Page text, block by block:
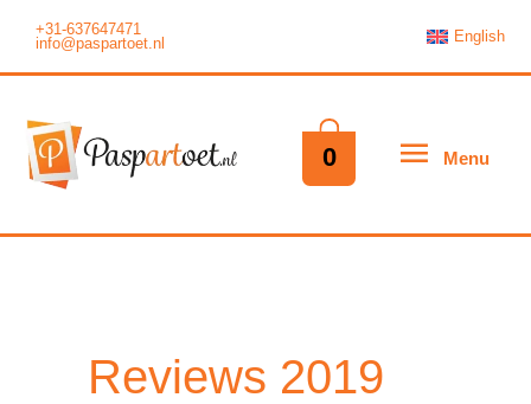
inhoud
+31-637647471
info@paspartoet.nl
English
Menu
Menu
0
Reviews 2019